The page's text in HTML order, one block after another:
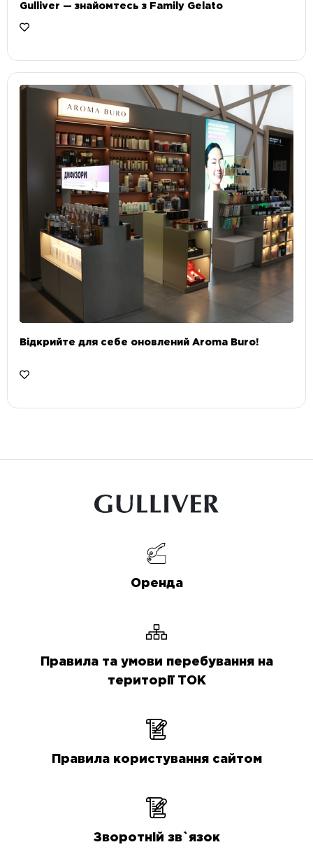
Gulliver — знайомтесь з Family Gelato
Відкрийте для себе оновлений Aroma Buro! ⠀
Оренда
Правила та умови перебування на
території ТОК
Правила користування сайтом
Зворотній зв`язок